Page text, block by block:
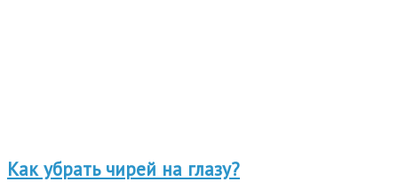
Как убрать чирей на глазу?